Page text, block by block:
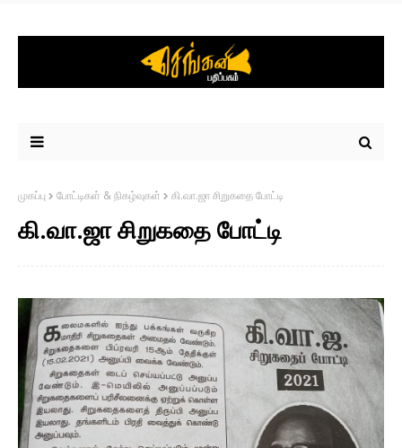
முகப்பு போட்டிகள் & நிகழ்வுகள் கி.வா.ஜா சிறுகதை போட்டி
கி.வா.ஜா சிறுகதை போட்டி